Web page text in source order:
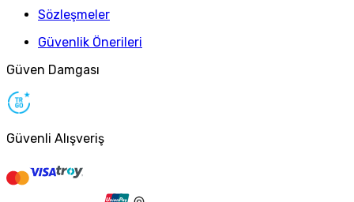
Sözleşmeler
Güvenlik Önerileri
Güven Damgası
Güvenli Alışveriş